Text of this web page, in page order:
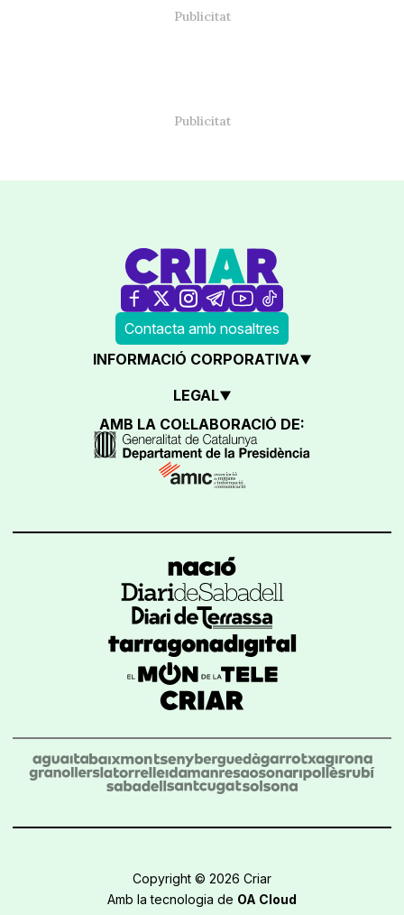
Contacta amb nosaltres
INFORMACIÓ CORPORATIVA
LEGAL
AMB LA COL·LABORACIÓ DE:
Copyright © 2026 Criar
Amb la tecnologia de OA Cloud